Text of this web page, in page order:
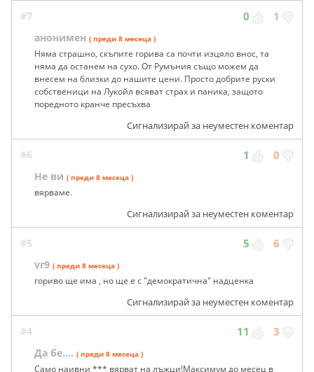
#7 0 1
анонимен ( преди 8 месеца )
Няма страшно, скъпите горива са почти изцяло внос, та
няма да останем на сухо. От Румъния също можем да
внесем на близки до нашите цени. Просто добрите руски
собственици на Лукойл всяват страх и паника, защото
поредното кранче пресъхва
Сигнализирай за неуместен коментар
#6 1 0
Не ви ( преди 8 месеца )
вярваме.
Сигнализирай за неуместен коментар
#5 5 6
vr9 ( преди 8 месеца )
гориво ще има , но ще е с "демократична" надценка
Сигнализирай за неуместен коментар
#4 11 3
Да бе.... ( преди 8 месеца )
Само наивни *** вярват на лъжци!Максимум до месец в